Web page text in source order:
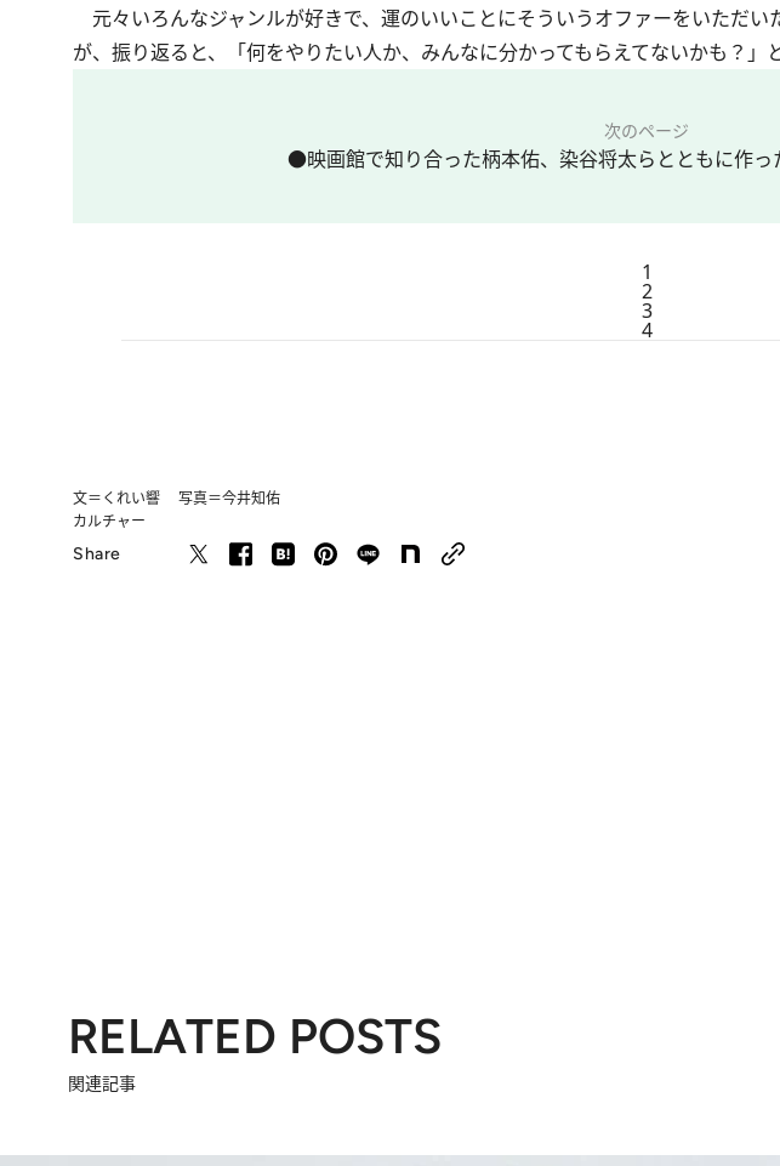
元々いろんなジャンルが好きで、運のいいことにそういうオファーをいただ
が、振り返ると、「何をやりたい人か、みんなに分かってもらえてないかも？」
次のページ
●映画館で知り合った柄本佑、染谷将太らとともに作っ
1
2
3
4
文＝くれい響 写真＝今井知佑
カルチャー
Share
RELATED POSTS
関連記事